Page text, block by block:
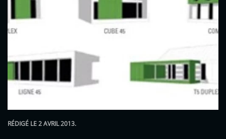
RÉDIGÉ LE2 AVRIL 2013.